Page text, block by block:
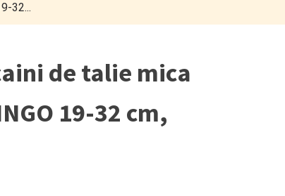
32...
de talie mica
19-32 cm,